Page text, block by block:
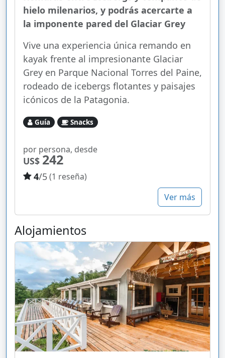
hielo milenarios, y podrás acercarte a
la imponente pared del Glaciar Grey
Vive una experiencia única remando en
kayak frente al impresionante Glaciar
Grey en Parque Nacional Torres del Paine,
rodeado de icebergs flotantes y paisajes
icónicos de la Patagonia.
Guía Snacks
por persona, desde
US$ 242
4/5(1 reseña)
Ver más
Alojamientos